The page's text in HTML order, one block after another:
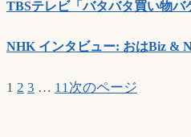
TBSテレビ「バタバタ買い物バ
NHK インタビュー: おはBiz &
1 2 3 … 11次のページ